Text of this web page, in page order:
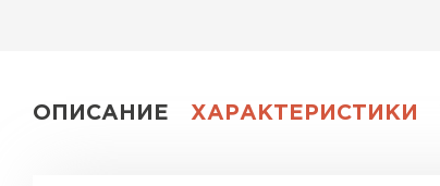
ОПИСАНИЕ ХАРАКТЕРИСТИКИ